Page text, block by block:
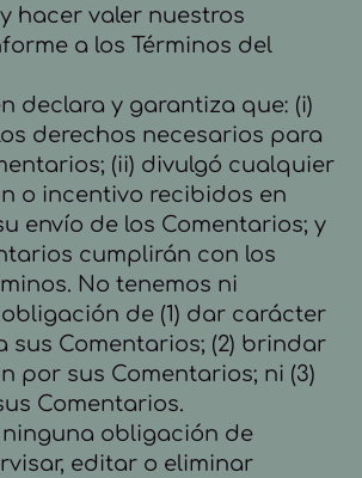
hacer valer nuestros
a los Términos del
declara y garantiza que: (i)
derechos necesarios para
(ii) divulgó cualquier
o incentivo recibidos en
envío de los Comentarios; y
cumplirán con los
No tenemos ni
de (1) dar carácter
sus Comentarios; (2) brindar
por sus Comentarios; ni (3)
Comentarios.
ninguna obligación de
editar o eliminar